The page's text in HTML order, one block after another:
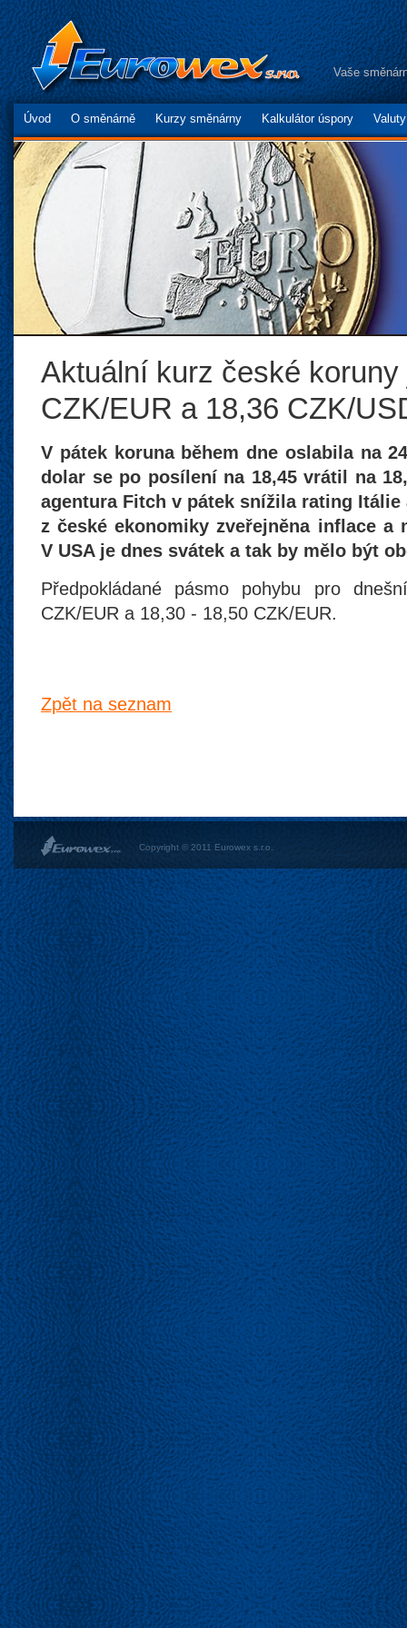
Vaše
Úvod O směnárně Kurzy směnárny Kalkulátor úspory
Aktuální kurz české koruny
CZK/EUR a 18,36 CZK/
V pátek koruna během dne oslabila na
dolar se po posílení na 18,45 vrátil na
agentura Fitch v pátek snížila rating Itálie
z české ekonomiky zveřejněna inflace a
V USA je dnes svátek a tak by mělo být
Předpokládané pásmo pohybu pro
CZK/EUR a 18,30 - 18,50 CZK/EUR.
Zpět na seznam
Copyright © 2011 Eurowex s.r.o.